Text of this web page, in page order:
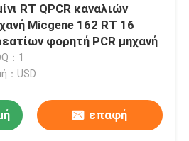
RT QPCR καναλιών
Micgene 162 RT 16
φορητή PCR μηχανή
：1
：USD
επαφή